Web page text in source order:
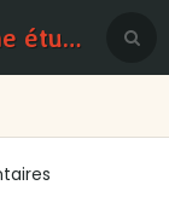
Journal de bord d'un jeune étudiant en médecine